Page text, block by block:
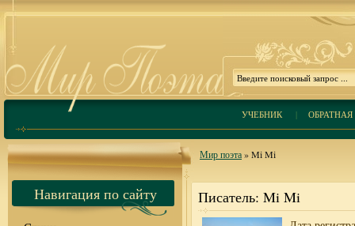
УЧЕБНИК| ОБРАТНАЯ
Навигация по сайту
Мир поэта» Mi Mi
Писатель: Mi Mi